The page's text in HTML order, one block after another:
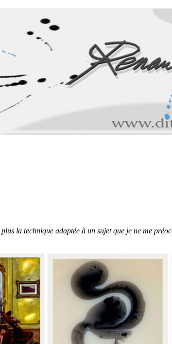
la technique adaptée à un sujet que je ne me